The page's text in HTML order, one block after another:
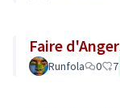
Faire
Runfola 0 7